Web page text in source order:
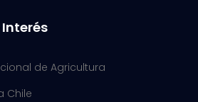
de Agricultura
Chile